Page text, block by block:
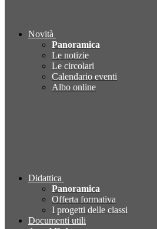
Novità
Panoramica
Le notizie
Le circolari
Calendario eventi
Albo online
Didattica
Panoramica
Offerta formativa
I progetti delle classi
Documenti utili